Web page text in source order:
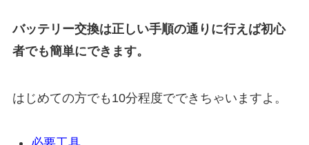
バッテリー交換は正しい手順の通りに行えば初心
者でも簡単にできます。
はじめての方でも10分程度でできちゃいますよ。